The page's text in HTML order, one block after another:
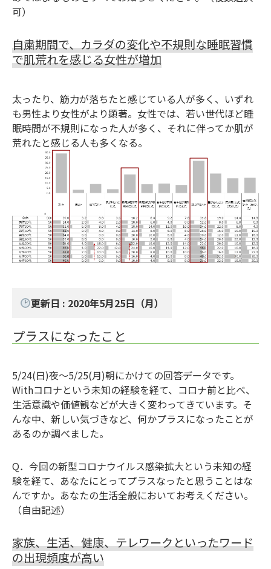
可）
自粛期間で、カラダの変化や不規則な睡眠習慣
で肌荒れを感じる女性が増加
太ったり、筋力が落ちたと感じている人が多く、いずれ
も男性より女性がより顕著。女性では、若い世代ほど睡
眠時間が不規則になった人が多く、それに伴ってか肌が
荒れたと感じる人も多くなる。
更新日 : 2020年5月25日（月）
プラスになったこと
5/24(日)夜～5/25(月)朝にかけての回答データです。
Withコロナという未知の経験を経て、コロナ前と比べ、
生活意識や価値観などが大きく変わってきています。そ
んな中、新しい気づきなど、何かプラスになったことが
あるのか調べました。
Q．今回の新型コロナウイルス感染拡大という未知の経
験を経て、あなたにとってプラスなったと思うことはな
んですか。あなたの生活全般においてお考えください。
（自由記述）
家族、生活、健康、テレワークといったワード
の出現頻度が高い